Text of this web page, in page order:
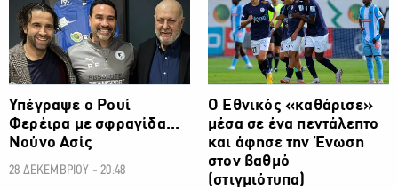
Υπέγραψε ο Ρουί
Φερέιρα με σφραγίδα...
Νούνο Ασίς
28 ΔΕΚΕΜΒΡΙΟΥ - 20:48
Ο Εθνικός «καθάρισε»
μέσα σε ένα πεντάλεπτο
και άφησε την Ένωση
στον βαθμό
(στιγμιότυπα)